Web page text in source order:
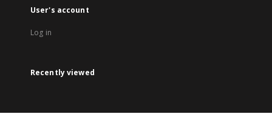
User's account
Log in
Recently viewed